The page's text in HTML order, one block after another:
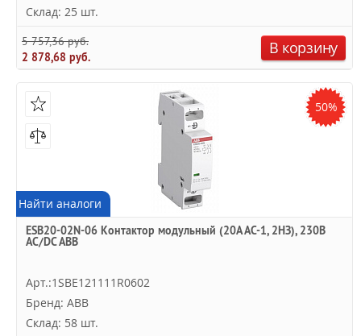
Склад: 25 шт.
5 757,36 руб.
2 878,68 руб.
В корзину
50%
Найти аналоги
ESB20-02N-06 Контактор модульный (20А АС-1, 2НЗ), 230В
AC/DC ABB
Арт.:1SBE121111R0602
Бренд: ABB
Склад: 58 шт.